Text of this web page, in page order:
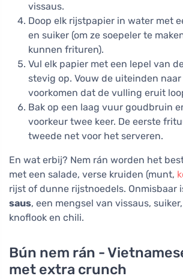
vissaus.
Doop elk rijstpapier in water met
en suiker (om ze soepeler te
kunnen frituren).
Vul elk papier met een lepel van
stevig op. Vouw de uiteinden
voorkomen dat de vulling eruit
Bak op een laag vuur goudbruin
voorkeur twee keer. De eerste
tweede net voor het serveren.
En wat erbij? Nem rán worden het
met een salade, verse kruiden (munt,
rijst of dunne rijstnoedels. Onmisbaar
saus, een mengsel van vissaus,
knoflook en chili.
Bún nem rán -
met extra crunch